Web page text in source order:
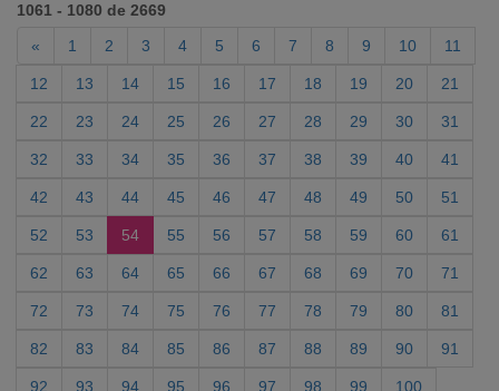
1061 - 1080 de 2669
«
1 2 3 4 5 6 7 8 9 10 11
12 13 14 15 16 17 18 19 20 21
22 23 24 25 26 27 28 29 30 31
32 33 34 35 36 37 38 39 40 41
42 43 44 45 46 47 48 49 50 51
52 53 54 55 56 57 58 59 60 61
62 63 64 65 66 67 68 69 70 71
72 73 74 75 76 77 78 79 80 81
82 83 84 85 86 87 88 89 90 91
92 93 94 95 96 97 98 99 100